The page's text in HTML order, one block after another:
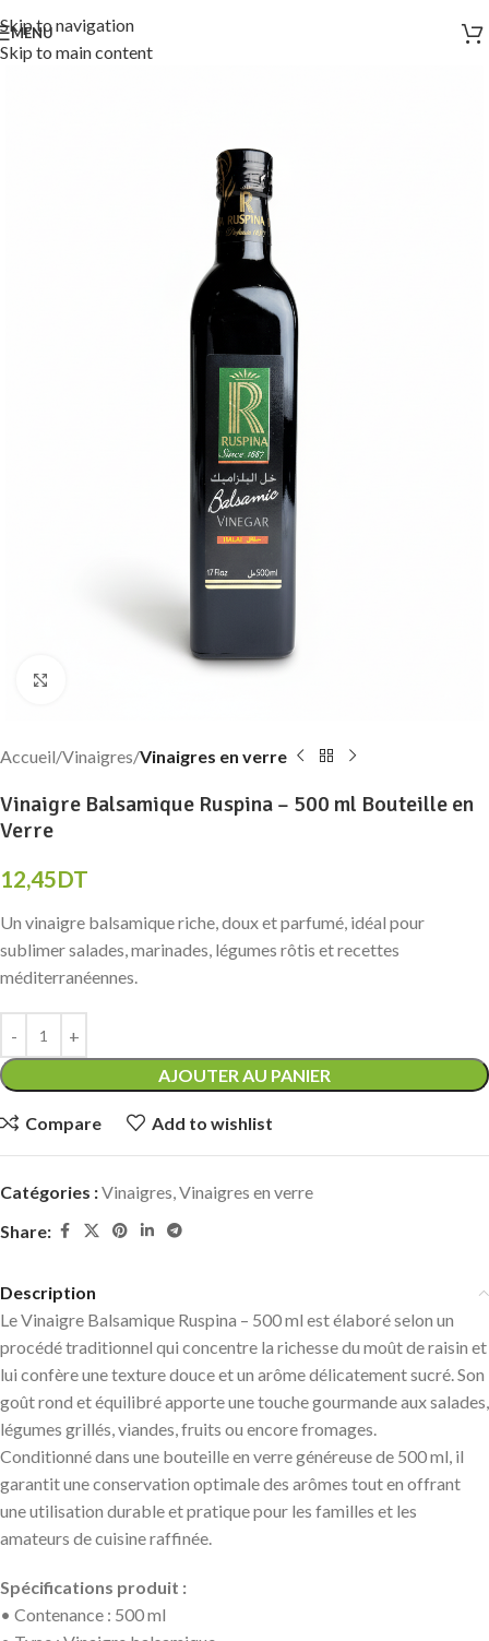
Skip to navigation
Skip to main content
MENU
Accueil Vinaigres Vinaigres en verre
Vinaigre Balsamique Ruspina – 500 ml Bouteille en
Verre
12,45DT
Un vinaigre balsamique riche, doux et parfumé, idéal pour
sublimer salades, marinades, légumes rôtis et recettes
méditerranéennes.
AJOUTER AU PANIER
Compare Add to wishlist
Catégories :Vinaigres,Vinaigres en verre
Share:
Description
Le Vinaigre Balsamique Ruspina – 500 ml est élaboré selon un
procédé traditionnel qui concentre la richesse du moût de raisin et
lui confère une texture douce et un arôme délicatement sucré. Son
goût rond et équilibré apporte une touche gourmande aux salades,
légumes grillés, viandes, fruits ou encore fromages.
Conditionné dans une bouteille en verre généreuse de 500 ml, il
garantit une conservation optimale des arômes tout en offrant
une utilisation durable et pratique pour les familles et les
amateurs de cuisine raffinée.
Spécifications produit :
• Contenance : 500 ml